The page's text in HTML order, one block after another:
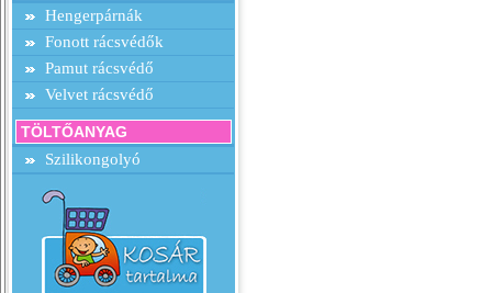
Hengerpárnák
Fonott rácsvédők
Pamut rácsvédő
Velvet rácsvédő
TÖLTŐANYAG
Szilikongolyó